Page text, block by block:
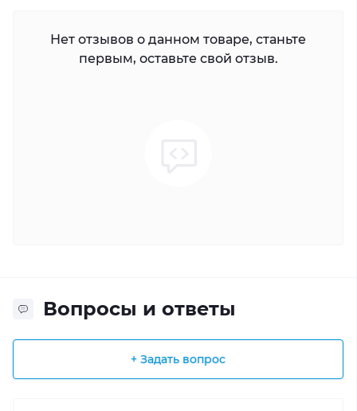
Нет отзывов о данном товаре, станьте
первым, оставьте свой отзыв.
Вопросы и ответы
+ Задать вопрос